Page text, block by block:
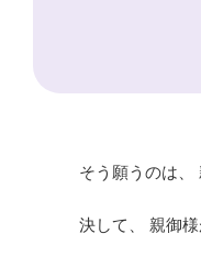
そう願うのは、
決して、 親御